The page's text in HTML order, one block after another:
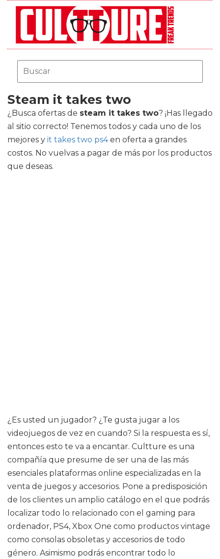
Steam it takes two
¿Busca ofertas de steam it takes two? ¡Has llegado
al sitio correcto! Tenemos todos y cada uno de los
mejores y it takes two ps4en oferta a grandes
costos. No vuelvas a pagar de más por los productos
que deseas.
¿Es usted un jugador? ¿Te gusta jugar a los
videojuegos de vez en cuando? Si la respuesta es sí,
entonces esto te va a encantar. Cultture es una
compañía que presume de ser una de las más
esenciales plataformas online especializadas en la
venta de juegos y accesorios. Pone a predisposición
de los clientes un amplio catálogo en el que podrás
localizar todo lo relacionado con el gaming para
ordenador, PS4, Xbox One como productos vintage
como consolas obsoletas y accesorios de todo
género. Asimismo podrás encontrar todo lo